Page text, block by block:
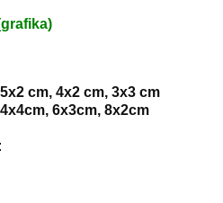
5x2 cm, 4x2 cm, 3x3 cm
4x4cm, 6x3cm, 8x2cm